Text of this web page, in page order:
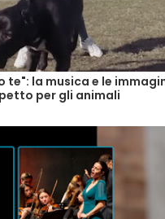
la musica e le
per gli animali